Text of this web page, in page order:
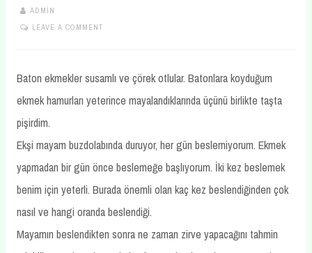
ADMIN
LEAVE A COMMENT
Baton ekmekler susamlı ve çörek otlular. Batonlara koyduğum
ekmek hamurları yeterince mayalandıklarında üçünü birlikte taşta
pişirdim.
Ekşi mayam buzdolabında duruyor, her gün beslemiyorum. Ekmek
yapmadan bir gün önce beslemeğe başlıyorum. İki kez beslemek
benim için yeterli. Burada önemli olan kaç kez beslendiğinden çok
nasıl ve hangi oranda beslendiği.
Mayamın beslendikten sonra ne zaman zirve yapacağını tahmin